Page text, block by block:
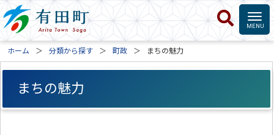
ホーム 分類から探す 町政 まちの魅力
まちの魅力